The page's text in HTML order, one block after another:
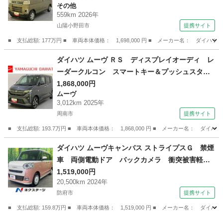
ＡＢＳ プリクラッシュセーフティ エアコン
パワーステアリング パワーウィンドウ （検10.
その他
559km 2026年
山陽小野田市 提携サイト
■ 支払総額: 177万円 ■ 車両本体価格： 1,698,000 円 ■ メーカー名： ダイハ
山陽小野田市 その他
ダイハツ ムーヴ ＲＳ ディスプレイオーディ レ
ーダークルコン スマートキー＆プッシュスター
ト 両側電動ドア レーンキープアシスト Ｂカ
メラ 電動格納ミラー ＵＳＢ ターボ オー
トハイビーム アルミホイール （検10.12）
1,868,000円
ムーヴ
3,012km 2025年
周南市 提携サイト
■ 支払総額: 193.7万円 ■ 車両本体価格： 1,868,000 円 ■ メーカー名： ダイハ
ムーヴ
ダイハツ ムーヴキャンバス ストライプスＧ 禁煙
車 両側電動ドア バックカメラ 衝突被害軽減
システム ドラレコ スマートキー ＬＥＤヘッ
ド オートライト オートエアコン Ｂｌｕｅｔ
ｏｏｔｈ フルセグ ＥＴＣ ＬＥＤフォグ （検
9.9）
1,519,000円
20,500km 2024年
防府市 提携サイト
■ 支払総額: 159.8万円 ■ 車両本体価格： 1,519,000 円 ■ メーカー名： ダイハ